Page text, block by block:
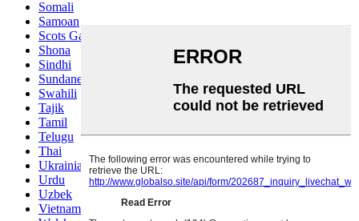
Somali
Samoan
Scots Gaelic
Shona
Sindhi
Sundanese
Swahili
Tajik
Tamil
Telugu
Thai
Ukrainian
Urdu
Uzbek
Vietnamese